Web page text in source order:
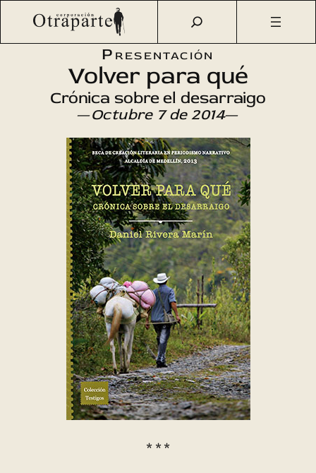
Saltar
Otraparte.org/Agenda Cultural Literatura
Volver para
Presentación
Volver para qué
Crónica sobre el desarraigo
—Octubre 7 de 2014—
* * *